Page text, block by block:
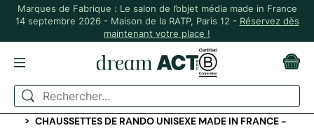
Marques de Fabrique : Le salon de l’objet média made in France
14 septembre 2026 - Maison de la RATP, Paris 12 - Réservez dès
maintenant votre place !
ACCUEIL
ACCESSOIRES TEXTILES
CHAUSSURES ET CHAUSSETTES
CHAUSSETTES DE RANDO UNISEXE MADE IN FRANCE -